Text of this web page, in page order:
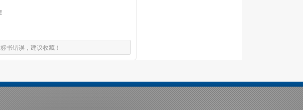
书错误，建议收藏！